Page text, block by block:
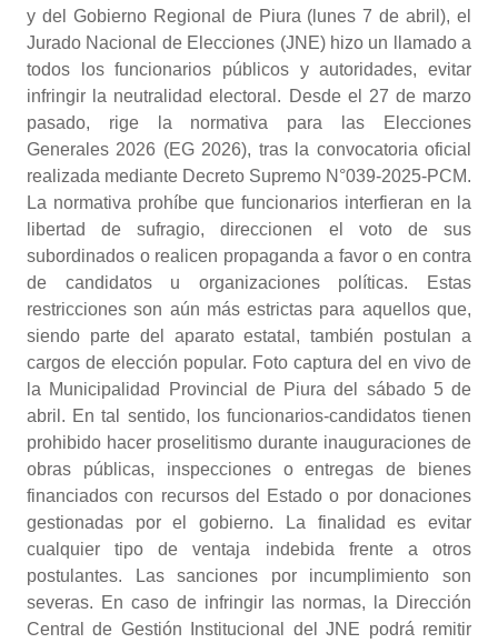
y del Gobierno Regional de Piura (lunes 7 de abril), el
Jurado Nacional de Elecciones (JNE) hizo un llamado a
todos los funcionarios públicos y autoridades, evitar
infringir la neutralidad electoral. Desde el 27 de marzo
pasado, rige la normativa para las Elecciones
Generales 2026 (EG 2026), tras la convocatoria oficial
realizada mediante Decreto Supremo N°039-2025-PCM.
La normativa prohíbe que funcionarios interfieran en la
libertad de sufragio, direccionen el voto de sus
subordinados o realicen propaganda a favor o en contra
de candidatos u organizaciones políticas. Estas
restricciones son aún más estrictas para aquellos que,
siendo parte del aparato estatal, también postulan a
cargos de elección popular. Foto captura del en vivo de
la Municipalidad Provincial de Piura del sábado 5 de
abril. En tal sentido, los funcionarios-candidatos tienen
prohibido hacer proselitismo durante inauguraciones de
obras públicas, inspecciones o entregas de bienes
financiados con recursos del Estado o por donaciones
gestionadas por el gobierno. La finalidad es evitar
cualquier tipo de ventaja indebida frente a otros
postulantes. Las sanciones por incumplimiento son
severas. En caso de infringir las normas, la Dirección
Central de Gestión Institucional del JNE podrá remitir